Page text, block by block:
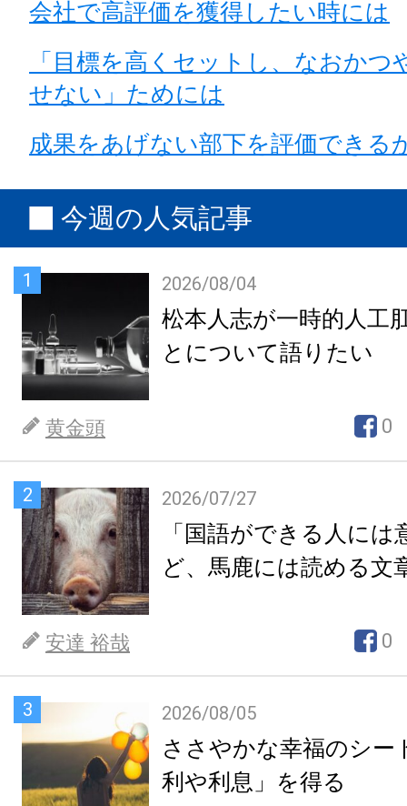
会社で高評価を獲得したい時には
「目標を高くセットし、なおかつ
せない」ためには
成果をあげない部下を評価できる
今週の人気記事
1 2026/08/04
松本人志が一時的人工
とについて語りたい
黄金頭 0
2 2026/07/27
「国語ができる人には
ど、馬鹿には読める文
安達 裕哉 0
3 2026/08/05
ささやかな幸福のシー
利や利息」を得る